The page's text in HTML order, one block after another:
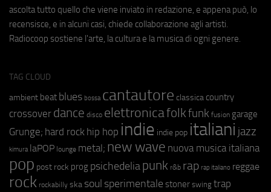
ascolta tutto quello che viene inviato in redazione, e appena può, lo
recensisce, e in alcuni casi, chiede collaborazione agli artisti.
Radiocoop sostiene l'arte, la cultura e la musica di ogni genere.
TAG CLOUD
ambient beat blues bossa cantautore classica country
crossover dance disco elettronicafolkfunk fusion garage
Grunge; hard rock hip hop indie indie pop italiani jazz
kimura laPOP lounge metal; new wave nuova musica italiana
pop post rock prog psichedeliapunk r&b rap rap italiano reggae
rock rockabilly ska soul sperimentale stoner swing trap